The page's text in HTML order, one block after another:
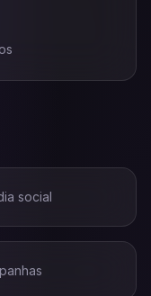
social